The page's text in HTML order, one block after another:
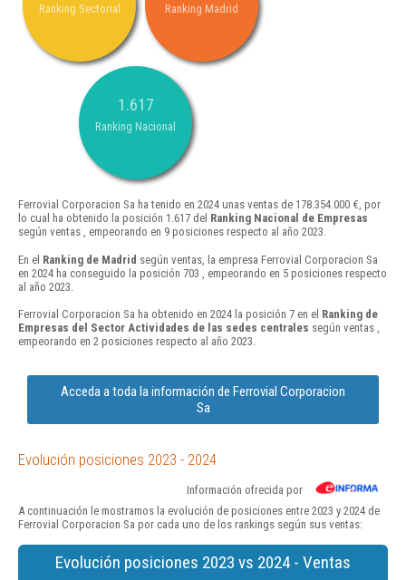
Ranking Sectorial Ranking Madrid
1.617
Ranking Nacional
Ferrovial Corporacion Sa ha tenido en 2024 unas ventas de 178.354.000 €, por
lo cual ha obtenido la posición 1.617 del Ranking Nacional de Empresas
según ventas , empeorando en 9 posiciones respecto al año 2023.
En el Ranking de Madrid según ventas, la empresa Ferrovial Corporacion Sa
en 2024 ha conseguido la posición 703 , empeorando en 5 posiciones respecto
al año 2023.
Ferrovial Corporacion Sa ha obtenido en 2024 la posición 7 en el Ranking de
Empresas del Sector Actividades de las sedes centrales según ventas ,
empeorando en 2 posiciones respecto al año 2023.
Acceda a toda la información de Ferrovial Corporacion
Sa
Evolución posiciones 2023 - 2024
Información ofrecida por
A continuación le mostramos la evolución de posiciones entre 2023 y 2024 de
Ferrovial Corporacion Sa por cada uno de los rankings según sus ventas:
Evolución posiciones 2023 vs 2024 - Ventas